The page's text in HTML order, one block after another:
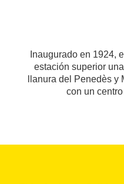
Inaugurado en 1924,
estación superior
llanura del Penedès y
con un